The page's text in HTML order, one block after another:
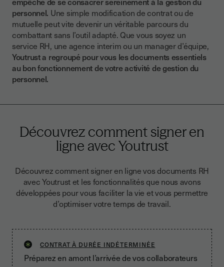
personnel. Une simple modification de contrat ou de
mutuelle peut vite devenir un véritable parcours du
combattant sans l’outil adapté. Que vous soyez un
service RH, une agence interim ou un manager d’équipe,
Youtrust a regroupé pour vous les documents essentiels
au bon fonctionnement de votre activité de gestion du
personnel.
Découvrez comment signer en
ligne avec Youtrust
Découvrez comment signer en ligne vos documents RH
avec Youtrust et les fonctionnalités que nous avons
développées pour vous faciliter la vie et vous permettre
d’optimiser votre temps de travail.
CONTRAT À DURÉE INDÉTERMINÉE
Préparez en amont l’arrivée de vos collaborateurs